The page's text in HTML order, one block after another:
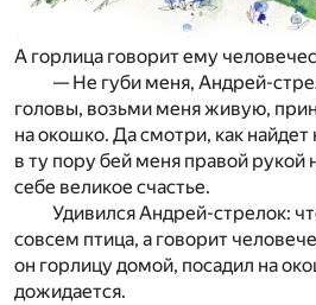
А горлица говорит ему
— Не губи меня, Андрей-
головы, возьми меня живую,
на окошко. Да смотри, как
в ту пору бей меня правой
себе великое счастье.
Удивился Андрей-стрелок:
совсем птица, а говорит
он горлицу домой, посадил на
дожидается.